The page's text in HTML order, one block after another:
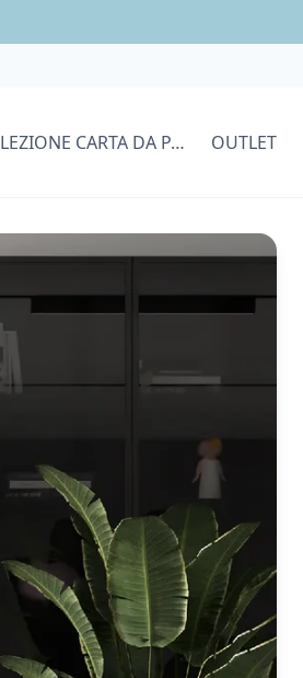
COLLEZIONE CARTA DA PARATI OUTLET